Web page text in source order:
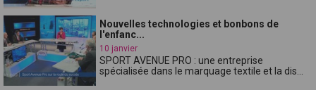
Nouvelles technologies et bonbons de
l'enfanc...
10 janvier
SPORT AVENUE PRO : une entreprise
spécialisée dans le marquage textile et la dis...